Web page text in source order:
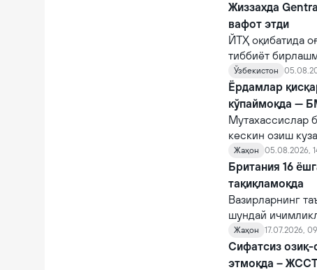
Жиззахда
вафот этди
ЙТҲ оқибатида
тиббиёт
шифокорлар
қарамасдан, у
Ўзбекистон
Ёрдамлар
кўпаймоқда —
Мутахассислар
кескин озиш
Жаҳон 05.08.2026,
Британия 16
тақиқламоқда
Вазирларнинг
шундай
Жаҳон 17.07.2026,
Сифатсиз озиқ-
этмоқда – ЖССТ